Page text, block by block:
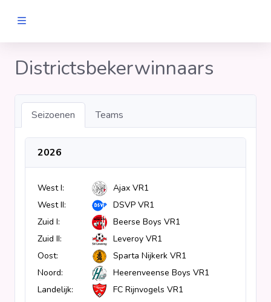
Links
VROUWEN
Clubs
Districtsbekerwinnaars
Seizoenen Teams
2026
West I:
Ajax VR1
West II:
DSVP VR1
Zuid I:
Beerse Boys VR1
Zuid II:
Leveroy VR1
Oost:
Sparta Nijkerk VR1
Noord:
Heerenveense Boys VR1
Landelijk:
FC Rijnvogels VR1